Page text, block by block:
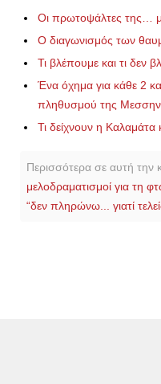
Οι πρωτοψάλτες της…
Ο διαγωνισμός των
Τι βλέπουμε και τι δεν
Ένα όχημα για κάθε 2
πληθυσμού της
Τι δείχνουν η Καλαμάτα
Περισσότερα σε αυτή την
μελοδραματισμοί για τη
“δεν πληρώνω... γιατί